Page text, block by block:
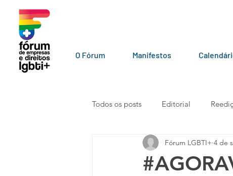
O Fórum Manifestos
Todos os posts Editorial
LGBT+ pelo mundo Por
Fórum LGBTI+ 4 de